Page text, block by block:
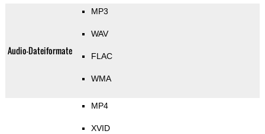
Audio-Dateiformate
MP3
WAV
FLAC
WMA
MP4
XVID